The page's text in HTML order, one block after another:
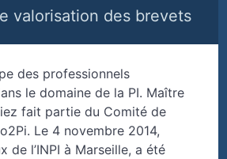
valorisation des brevets
des professionnels
le domaine de la PI. Maître
fait partie du Comité de
Le 4 novembre 2014,
de l’INPI à Marseille, a été